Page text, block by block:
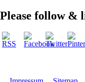
Please follow &